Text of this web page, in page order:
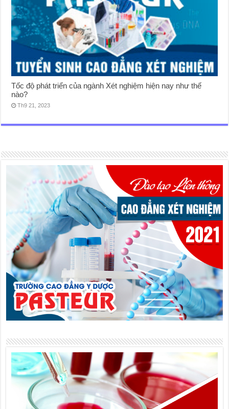
Tốc độ phát triển của ngành Xét nghiệm hiện nay như thế
nào?
Th9 21, 2023